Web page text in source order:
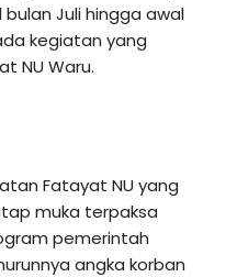
bulan Juli hingga awal
kegiatan yang
NU Waru.
Fatayat NU yang
muka terpaksa
pemerintah
angka korban